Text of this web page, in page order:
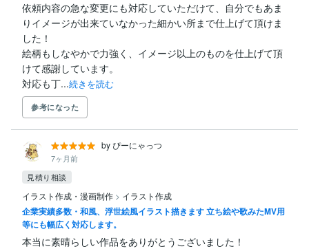
依頼内容の急な変更にも対応していただけて、自分でもあま
りイメージが出来ていなかった細かい所まで仕上げて頂けま
した！
絵柄もしなやかで力強く、イメージ以上のものを仕上げて頂
けて感謝しています。
対応も丁...続きを読む
参考になった
by ぴーにゃっつ
7ヶ月前
見積り相談
イラスト作成・漫画制作 > イラスト作成
企業実績多数・和風、浮世絵風イラスト描きます 立ち絵や歌みたMV用
等にも幅広く対応します。
本当に素晴らしい作品をありがとうございました！